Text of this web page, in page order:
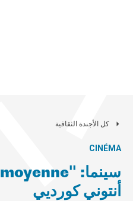
كل الأجندة الثقافية
CINÉMA
أنتوني كورديي